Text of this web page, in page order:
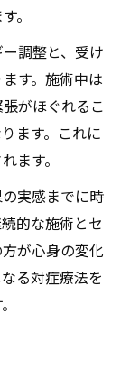
。
調整と、受け
す。施術中は
がほぐれるこ
ます。これに
ます。
実感までに時
的な施術とセ
が心身の変化
る対症療法を